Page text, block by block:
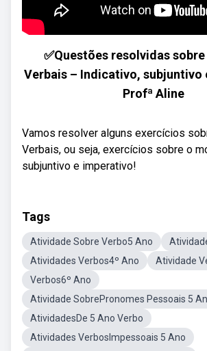
✅Questões resolvidas
Verbais – Indicativo, subjuntivo
Profª Aline
Vamos resolver alguns exercícios
Verbais, ou seja, exercícios sobre o
subjuntivo e imperativo!
Tags
Atividade Sobre Verbo5 Ano
Atividades Verbos4º Ano
Atividade
Verbos6º Ano
Atividade SobrePronomes Pessoais 5
AtividadesDe 5 Ano Verbo
Atividades VerbosImpessoais 5 Ano